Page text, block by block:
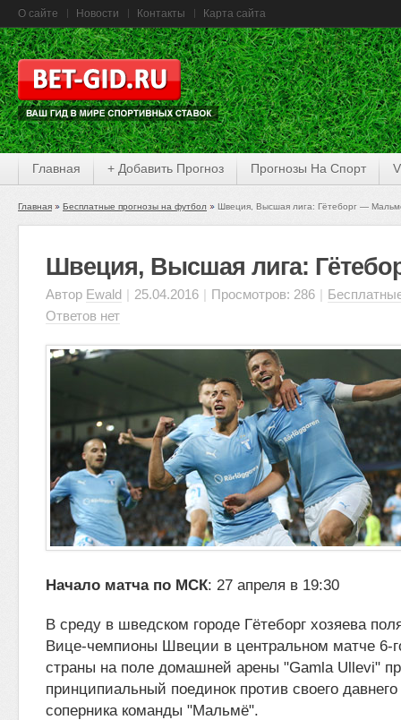
О сайте Новости Контакты Карта сайта
Главная + Добавить Прогноз Прогнозы На Спорт
Главная Бесплатные прогнозы на футбол Швеция, Высшая лига: Гётеборг —
Швеция, Высшая лига:
Автор Ewald | 25.04.2016 | Просмотров: 286 |
Ответов нет
Начало матча по МСК: 27 апреля в 19:30
В среду в шведском городе Гётеборг хозяева
Вице-чемпионы Швеции в центральном матче 6-
страны на поле домашней арены "Gamla Ullevi"
принципиальный поединок против своего
соперника команды "Мальмё".